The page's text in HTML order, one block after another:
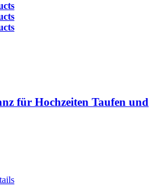
für Hochzeiten Taufen und